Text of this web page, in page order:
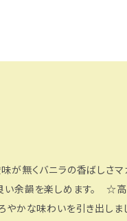
い余韻を楽しめます。 ☆
やかな味わいを引き出し